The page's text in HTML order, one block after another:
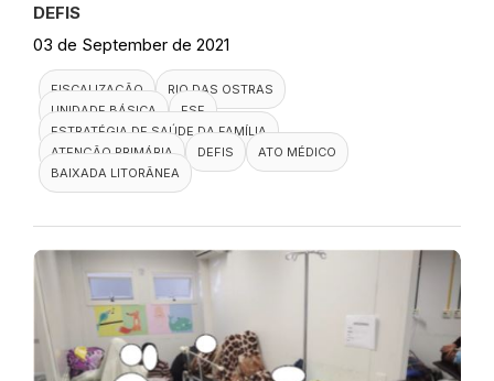
DEFIS
03 de September de 2021
FISCALIZAÇÃO
RIO DAS OSTRAS
UNIDADE BÁSICA
ESF
ESTRATÉGIA DE SAÚDE DA FAMÍLIA
ATENÇÃO PRIMÁRIA
DEFIS
ATO MÉDICO
BAIXADA LITORÂNEA